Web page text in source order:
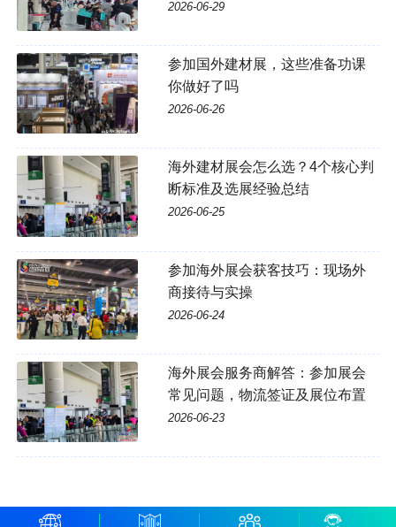
2026-06-29
参加国外建材展，这些准备功课
你做好了吗
2026-06-26
海外建材展会怎么选？4个核心判
断标准及选展经验总结
2026-06-25
参加海外展会获客技巧：现场外
商接待与实操
2026-06-24
海外展会服务商解答：参加展会
常见问题，物流签证及展位布置
2026-06-23